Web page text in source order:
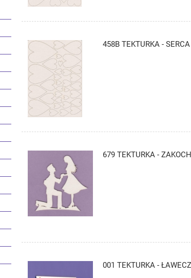
458B TEKTURKA -
679 TEKTURKA -
001 TEKTURKA -